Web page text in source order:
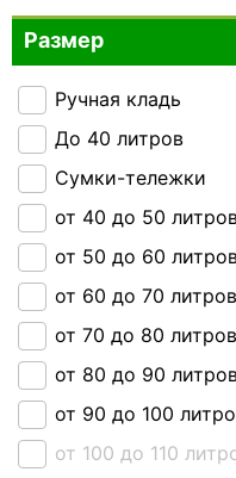
Размер
Ручная кладь
До 40 литров
Сумки-тележки
от 40 до 50
от 50 до 60
от 60 до 70 литров
от 70 до 80 литров
от 80 до 90
от 90 до 100
от 100 до 110